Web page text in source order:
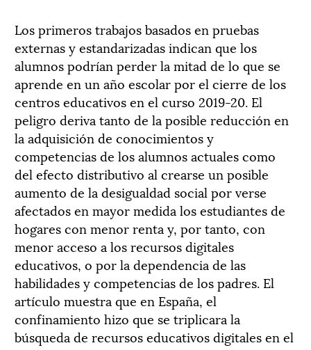
Los primeros trabajos basados en prue­bas
externas y estandarizadas indican que los
alumnos podrían per­der la mitad de lo que se
aprende en un año escolar por el cierre de los
centros educativos en el curso 2019-20. El
peligro deriva tanto de la po­sible reducción en
la adquisición de conocimientos y
competencias de los alumnos actuales como
del efecto distributivo al crearse un posible
aumen­to de la desigualdad social por verse
afectados en mayor medida los estudiantes de
hogares con menor renta y, por tanto, con
menor acceso a los recursos digitales
educativos, o por la dependencia de las
habilidades y competencias de los padres. El
artículo muestra que en España, el
confinamiento hizo que se triplicara la
búsqueda de recursos educativos digitales en el